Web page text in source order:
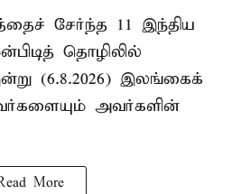
சேர்ந்த 11 இந்திய
தொழிலில்
(6.8.2026) இலங்கைக்
அவர்களின்
More